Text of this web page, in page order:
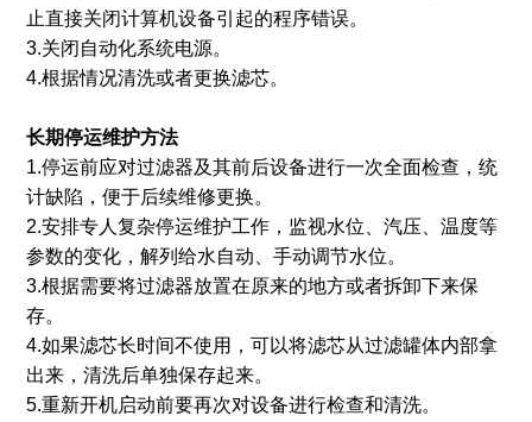
止直接关闭计算机设备引起的程序错误。
3.关闭自动化系统电源。
4.根据情况清洗或者更换滤芯。
长期停运维护方法
1.停运前应对过滤器及其前后设备进行一次全面检查，统
计缺陷，便于后续维修更换。
2.安排专人复杂停运维护工作，监视水位、汽压、温度等
参数的变化，解列给水自动、手动调节水位。
3.根据需要将过滤器放置在原来的地方或者拆卸下来保
存。
4.如果滤芯长时间不使用，可以将滤芯从过滤罐体内部拿
出来，清洗后单独保存起来。
5.重新开机启动前要再次对设备进行检查和清洗。